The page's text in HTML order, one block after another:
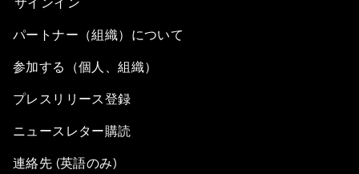
パートナー（組織）について
参加する（個人、組織）
プレスリリース登録
ニュースレター購読
連絡先 (英語のみ)